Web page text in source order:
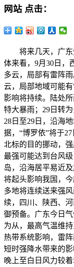
网站 点击：
将来几天，广东
体来看，9月30日，
多云，局部有雷阵
云，局部地域可能
影响将持续。陆处
特大暴雨；29日转
28日至29日，沿海
据，“博罗依”将于
北标的目的挪动，
最强可能达到台风
岛，沿海居平易近
将起头影响我国，
多地将连续送来强
续，四川、陕西、
御预备。广东今日
为从，最高气温维
热带系统影响，雷
短时强降水带来的
晚上至白日风力较